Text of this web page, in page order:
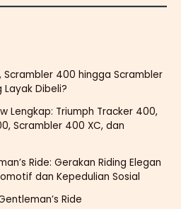
Scrambler 400 hingga Scrambler
Layak Dibeli?
Lengkap: Triumph Tracker 400,
Scrambler 400 XC, dan
Ride: Gerakan Riding Elegan
dan Kepedulian Sosial
Ride